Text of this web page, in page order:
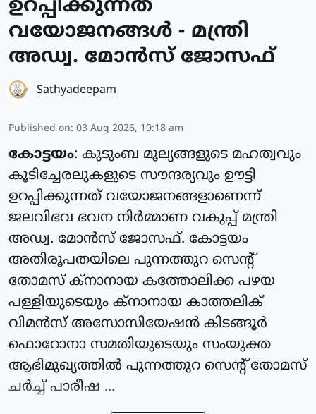
ഉറപ്പിക്കുന്നത്
വയോജനങ്ങള്‍ - മന്ത്രി
അഡ്വ. മോന്‍സ് ജോസഫ്
Sathyadeepam
Published on: 03 Aug 2026, 10:18 am
കോട്ടയം: കുടുംബ മൂല്യങ്ങളുടെ മഹത്വവും
കൂടിച്ചേരലുകളുടെ സൗന്ദര്യവും ഊട്ടി
ഉറപ്പിക്കുന്നത് വയോജനങ്ങളാണെന്ന്
ജലവിഭവ ഭവന നിര്‍മ്മാണ വകുപ്പ് മന്ത്രി
അഡ്വ. മോന്‍സ് ജോസഫ്. കോട്ടയം
അതിരൂപതയിലെ പുന്നത്തുറ സെന്റ്
തോമസ് ക്‌നാനായ കത്തോലിക്ക പഴയ
പള്ളിയുടെയും ക്‌നാനായ കാത്തലിക്
വിമന്‍സ് അസോസിയേഷന്‍ കിടങ്ങൂര്‍
ഫൊറോനാ സമതിയുടെയും സംയുക്ത
ആഭിമുഖ്യത്തില്‍ പുന്നത്തുറ സെന്റ് തോമസ്
ചര്‍ച്ച് പാരീഷ ...